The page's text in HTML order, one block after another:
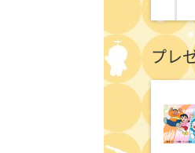
プレ